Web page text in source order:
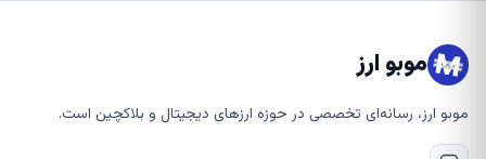
موبو ارز
موبو ارز، رسانه‌ای تخصصی در حوزه ارزهای دیجیتال و بلاکچین است.